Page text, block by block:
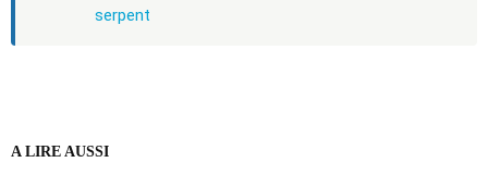
serpent
A LIRE AUSSI